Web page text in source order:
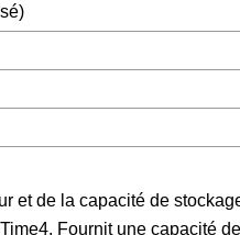
et de la capacité de
Fournit une capacité